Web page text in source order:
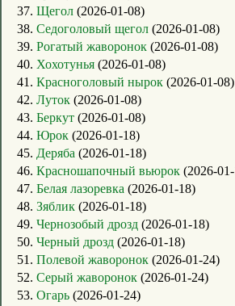
37. Щегол (2026-01-08)
38. Седоголовый щегол (2026-01-08)
39. Рогатый жаворонок (2026-01-08)
40. Хохотунья (2026-01-08)
41. Красноголовый нырок (2026-01-08)
42. Луток (2026-01-08)
43. Беркут (2026-01-08)
44. Юрок (2026-01-18)
45. Деряба (2026-01-18)
46. Красношапочный вьюрок (2026-
47. Белая лазоревка (2026-01-18)
48. Зяблик (2026-01-18)
49. Чернозобый дрозд (2026-01-18)
50. Черный дрозд (2026-01-18)
51. Полевой жаворонок (2026-01-24)
52. Серый жаворонок (2026-01-24)
53. Огарь (2026-01-24)